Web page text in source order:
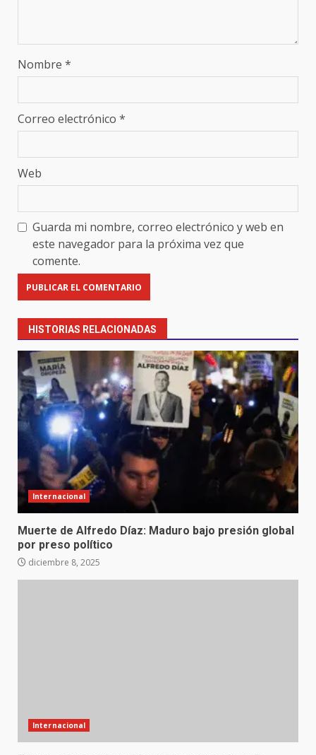
Nombre *
Correo electrónico *
Web
Guarda mi nombre, correo electrónico y web en
este navegador para la próxima vez que
comente.
HISTORIAS RELACIONADAS
Internacional
Muerte de Alfredo Díaz: Maduro bajo presión global
por preso político
diciembre 8, 2025
Internacional